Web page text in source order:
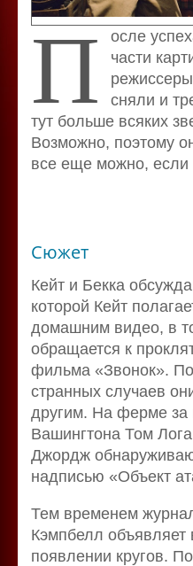
П осле
части
сняли и
тут больше всяких
Возможно, поэтому
все еще можно, если
Сюжет
Кейт и Бекка
которой Кейт
домашним видео, в
обращается к
фильма «Звонок».
странных случаев
другим. На ферме за
Вашингтона Том
Джордж
надписью «Объект
Тем временем
Кэмпбелл объявляет
появлении кругов.